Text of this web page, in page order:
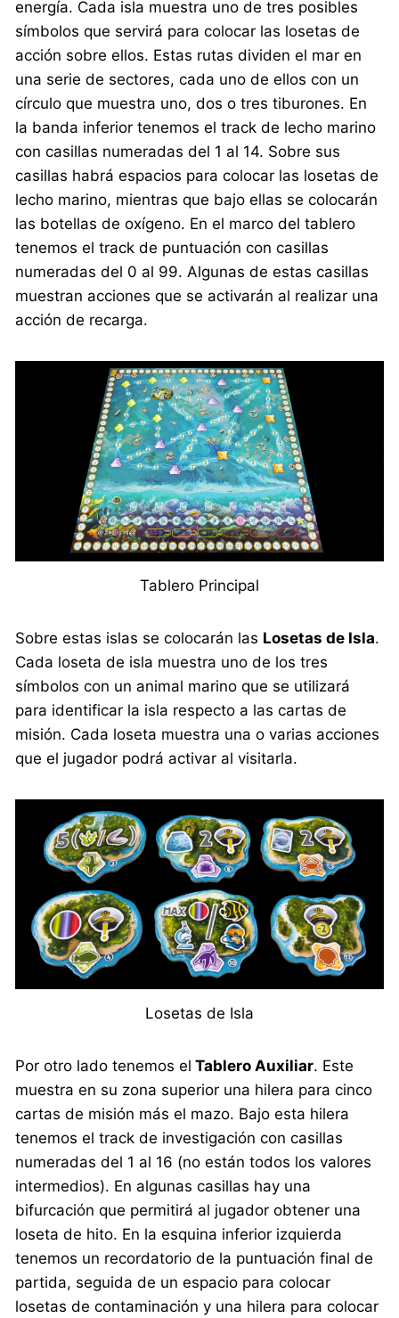
energía. Cada isla muestra uno de tres posibles
símbolos que servirá para colocar las losetas de
acción sobre ellos. Estas rutas dividen el mar en
una serie de sectores, cada uno de ellos con un
círculo que muestra uno, dos o tres tiburones. En
la banda inferior tenemos el track de lecho marino
con casillas numeradas del 1 al 14. Sobre sus
casillas habrá espacios para colocar las losetas de
lecho marino, mientras que bajo ellas se colocarán
las botellas de oxígeno. En el marco del tablero
tenemos el track de puntuación con casillas
numeradas del 0 al 99. Algunas de estas casillas
muestran acciones que se activarán al realizar una
acción de recarga.
Tablero Principal
Sobre estas islas se colocarán las Losetas de Isla.
Cada loseta de isla muestra uno de los tres
símbolos con un animal marino que se utilizará
para identificar la isla respecto a las cartas de
misión. Cada loseta muestra una o varias acciones
que el jugador podrá activar al visitarla.
Losetas de Isla
Por otro lado tenemos el Tablero Auxiliar. Este
muestra en su zona superior una hilera para cinco
cartas de misión más el mazo. Bajo esta hilera
tenemos el track de investigación con casillas
numeradas del 1 al 16 (no están todos los valores
intermedios). En algunas casillas hay una
bifurcación que permitirá al jugador obtener una
loseta de hito. En la esquina inferior izquierda
tenemos un recordatorio de la puntuación final de
partida, seguida de un espacio para colocar
losetas de contaminación y una hilera para colocar